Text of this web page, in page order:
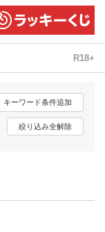
ックス
み放題
ュージック
配信
配信ガイド
R18+
キーワード条件追加
絞り込み全解除